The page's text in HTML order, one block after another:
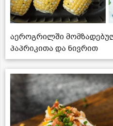
აეროგრილში
პაპრიკითა და ნივრით